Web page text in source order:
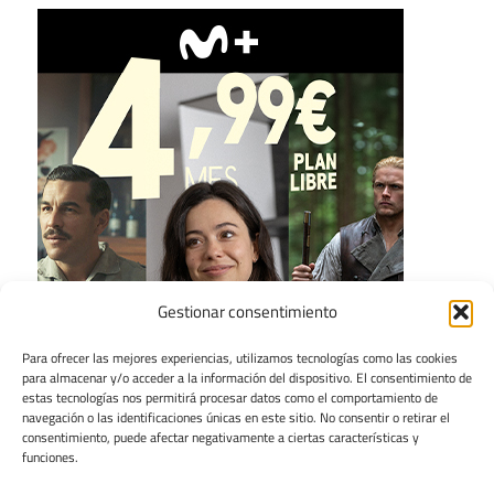
Gestionar consentimiento
Para ofrecer las mejores experiencias, utilizamos tecnologías como las cookies
para almacenar y/o acceder a la información del dispositivo. El consentimiento de
estas tecnologías nos permitirá procesar datos como el comportamiento de
navegación o las identificaciones únicas en este sitio. No consentir o retirar el
consentimiento, puede afectar negativamente a ciertas características y
funciones.